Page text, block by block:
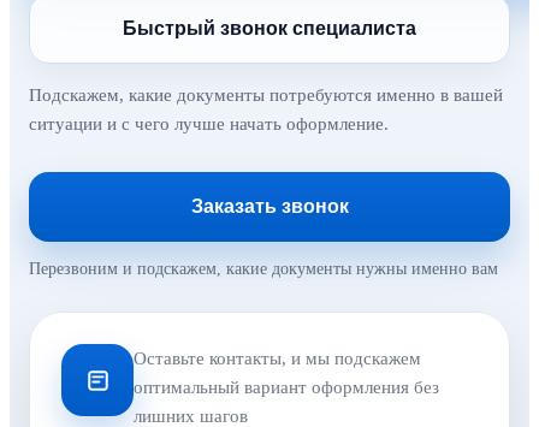
Быстрый звонок специалиста
Подскажем, какие документы потребуются именно в вашей
ситуации и с чего лучше начать оформление.
Заказать звонок
Перезвоним и подскажем, какие документы нужны именно вам
Оставьте контакты, и мы подскажем
оптимальный вариант оформления без
лишних шагов